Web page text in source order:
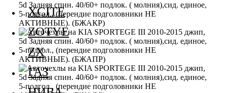
XCITE
ZOTYE
ZX
ГАЗ